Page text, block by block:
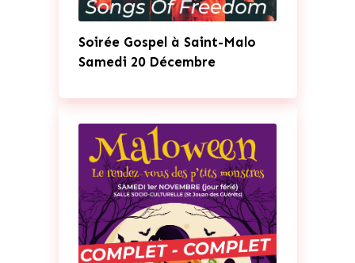
Soirée Gospel à Saint-Malo
Samedi 20 Décembre